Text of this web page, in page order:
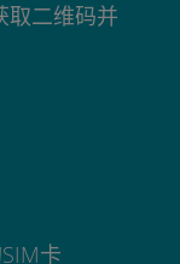
取二维码并
卡